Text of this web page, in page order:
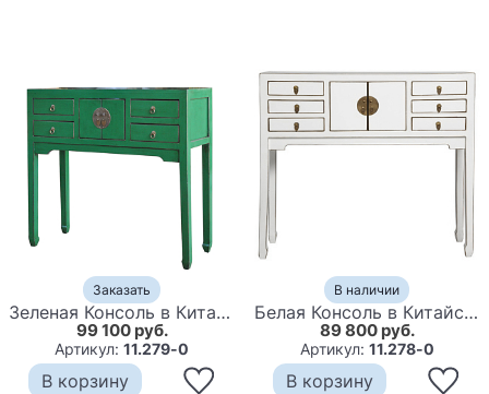
Заказать
Зеленая Консоль в Китайском Стиле из сосны Green Console Chinese
99 100 руб.
Артикул:11.279-0
В корзину
В наличии
Белая Консоль в Китайском Стиле из сосны White Console Chinese
89 800 руб.
Артикул: 11.278-0
В корзину